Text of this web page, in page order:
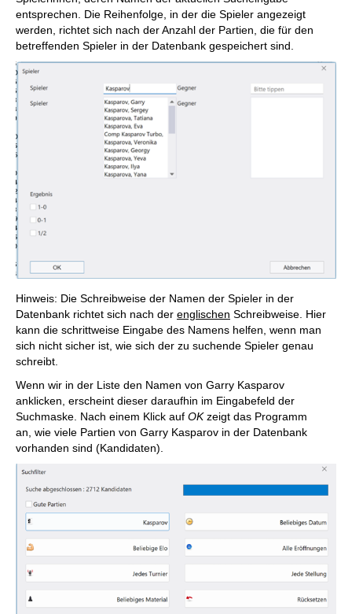
entsprechen. Die Reihenfolge, in der die Spieler angezeigt
werden, richtet sich nach der Anzahl der Partien, die für den
betreffenden Spieler in der Datenbank gespeichert sind.
Hinweis: Die Schreibweise der Namen der Spieler in der
Datenbank richtet sich nach der englischen Schreibweise. Hier
kann die schrittweise Eingabe des Namens helfen, wenn man
sich nicht sicher ist, wie sich der zu suchende Spieler genau
schreibt.
Wenn wir in der Liste den Namen von Garry Kasparov
anklicken, erscheint dieser daraufhin im Eingabefeld der
Suchmaske. Nach einem Klick auf OKzeigt das Programm
an, wie viele Partien von Garry Kasparov in der Datenbank
vorhanden sind (Kandidaten).